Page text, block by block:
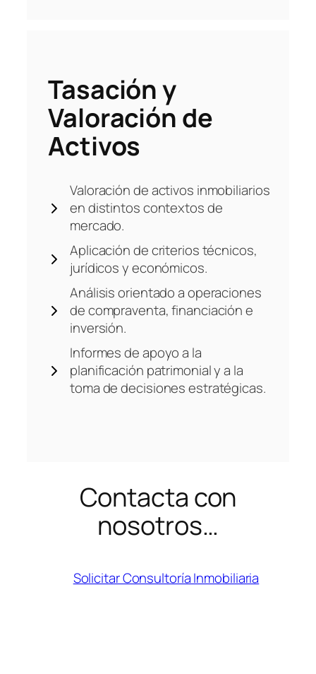
Tasación y
Valoración de
Activos
Valoración de activos inmobiliarios
en distintos contextos de
mercado.
Aplicación de criterios técnicos,
jurídicos y económicos.
Análisis orientado a operaciones
de compraventa, financiación e
inversión.
Informes de apoyo a la
planificación patrimonial y a la
toma de decisiones estratégicas.
Contacta con
nosotros…
Solicitar Consultoría Inmobiliaria